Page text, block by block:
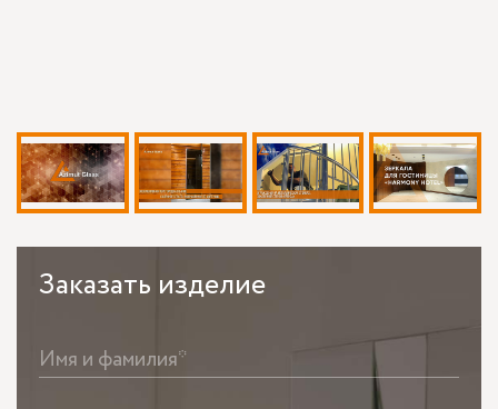
Заказать изделие
Имя и фамилия*